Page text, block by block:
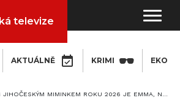
televize
AKTUÁLNĚ KRIMI
MIMINKEM ROKU 2026 JE EMMA, NARODILA SE V TÁBOŘE